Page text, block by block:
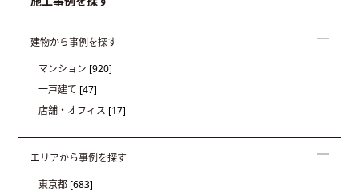
建物から事例を探す
マンション [920]
一戸建て [47]
店舗・オフィス [17]
エリアから事例を探す
東京都 [683]